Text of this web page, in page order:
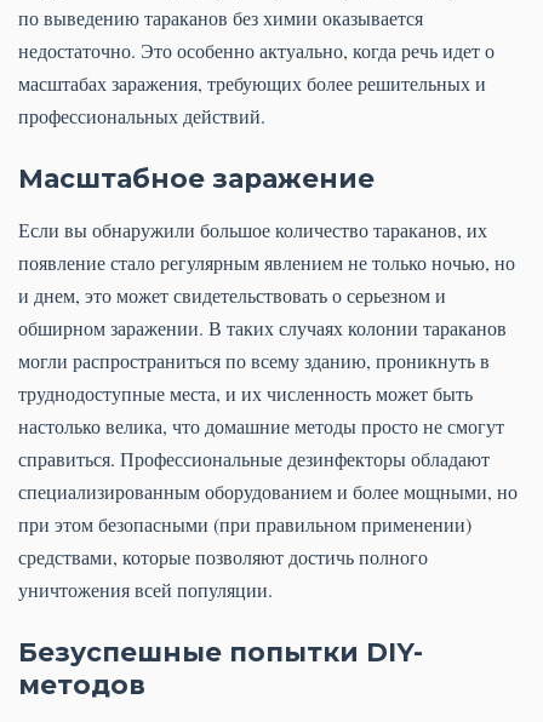
по выведению тараканов без химии оказывается
недостаточно. Это особенно актуально, когда речь идет о
масштабах заражения, требующих более решительных и
профессиональных действий.
Масштабное заражение
Если вы обнаружили большое количество тараканов, их
появление стало регулярным явлением не только ночью, но
и днем, это может свидетельствовать о серьезном и
обширном заражении. В таких случаях колонии тараканов
могли распространиться по всему зданию, проникнуть в
труднодоступные места, и их численность может быть
настолько велика, что домашние методы просто не смогут
справиться. Профессиональные дезинфекторы обладают
специализированным оборудованием и более мощными, но
при этом безопасными (при правильном применении)
средствами, которые позволяют достичь полного
уничтожения всей популяции.
Безуспешные попытки DIY-
методов